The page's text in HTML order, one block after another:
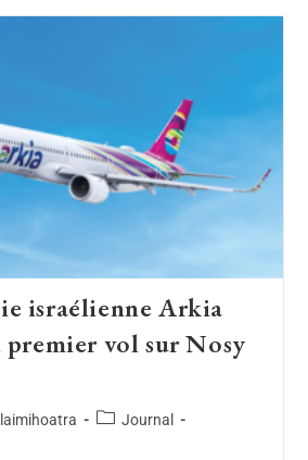
israélienne Arkia
premier vol sur Nosy
Journal